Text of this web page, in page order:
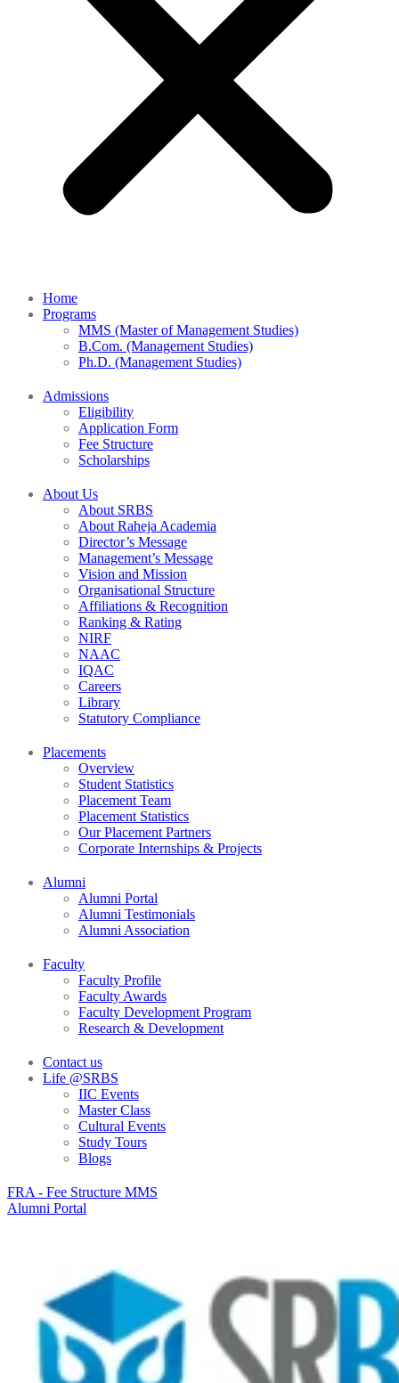
Home
Programs
MMS (Master of Management Studies)
B.Com. (Management Studies)
Ph.D. (Management Studies)
Admissions
Eligibility
Application Form
Fee Structure
Scholarships
About Us
About SRBS
About Raheja Academia
Director’s Message
Management’s Message
Vision and Mission
Organisational Structure
Affiliations & Recognition
Ranking & Rating
NIRF
NAAC
IQAC
Careers
Library
Statutory Compliance
Placements
Overview
Student Statistics
Placement Team
Placement Statistics
Our Placement Partners
Corporate Internships & Projects
Alumni
Alumni Portal
Alumni Testimonials
Alumni Association
Faculty
Faculty Profile
Faculty Awards
Faculty Development Program
Research & Development
Contact us
Life @SRBS
IIC Events
Master Class
Cultural Events
Study Tours
Blogs
FRA - Fee Structure MMS
Alumni Portal